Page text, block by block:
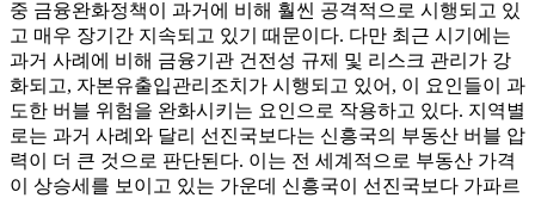
중 금융완화정책이 과거에 비해 훨씬 공격적으로 시행되고 있
고 매우 장기간 지속되고 있기 때문이다. 다만 최근 시기에는
과거 사례에 비해 금융기관 건전성 규제 및 리스크 관리가 강
화되고, 자본유출입관리조치가 시행되고 있어, 이 요인들이 과
도한 버블 위험을 완화시키는 요인으로 작용하고 있다. 지역별
로는 과거 사례와 달리 선진국보다는 신흥국의 부동산 버블 압
력이 더 큰 것으로 판단된다. 이는 전 세계적으로 부동산 가격
이 상승세를 보이고 있는 가운데 신흥국이 선진국보다 가파르